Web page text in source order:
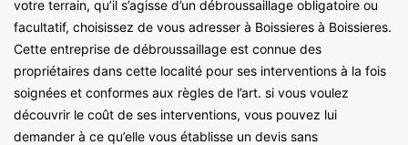
votre terrain, qu’il s’agisse d’un débroussaillage obligatoire ou
facultatif, choisissez de vous adresser à Boissieres à Boissieres.
Cette entreprise de débroussaillage est connue des
propriétaires dans cette localité pour ses interventions à la fois
soignées et conformes aux règles de l’art. si vous voulez
découvrir le coût de ses interventions, vous pouvez lui
demander à ce qu’elle vous établisse un devis sans